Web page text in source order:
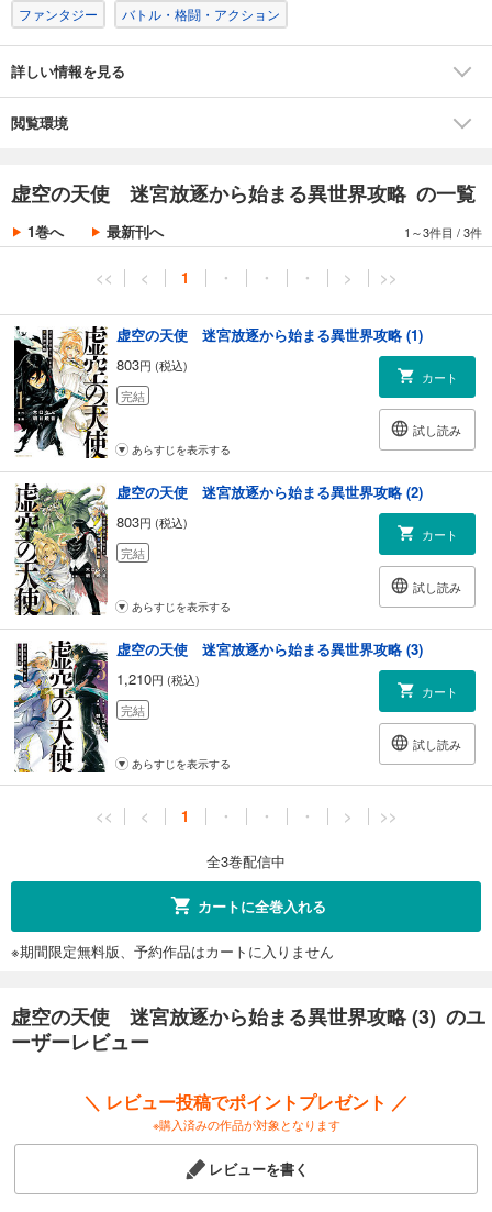
ファンタジー バトル・格闘・アクション
詳しい情報を見る
閲覧環境
虚空の天使 迷宮放逐から始まる異世界攻略 の一覧
1巻へ 最新刊へ 1～3件目 /3件
<< < 1 ・ ・ ・ > >>
虚空の天使 迷宮放逐から始まる異世界攻略 (1)
803円 (税込)
完結
カート
試し読み
あらすじを表示する
虚空の天使 迷宮放逐から始まる異世界攻略 (2)
803円 (税込)
完結
カート
試し読み
あらすじを表示する
虚空の天使 迷宮放逐から始まる異世界攻略 (3)
1,210円 (税込)
完結
カート
試し読み
あらすじを表示する
<< < 1 ・ ・ ・ > >>
全3巻配信中
カートに全巻入れる
※期間限定無料版、予約作品はカートに入りません
虚空の天使 迷宮放逐から始まる異世界攻略 (3) のユ
ーザーレビュー
＼ レビュー投稿でポイントプレゼント ／
※購入済みの作品が対象となります
レビューを書く